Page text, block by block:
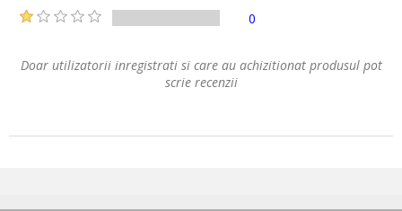
0
Doar utilizatorii inregistrati si care au achizitionat produsul pot
scrie recenzii